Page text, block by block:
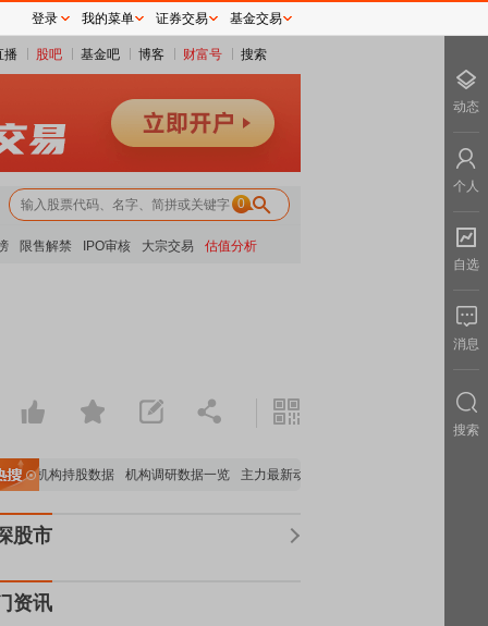
播 股吧 基金吧 博客 财富号 搜索
0
限售解禁 IPO审核 大宗交易 估值分析
要机构持股数据 机构调研数据一览 主力最新动向
股市
资讯
登录 我的菜单 证券交易 基金交易
动态
个人
自选
消息
搜索